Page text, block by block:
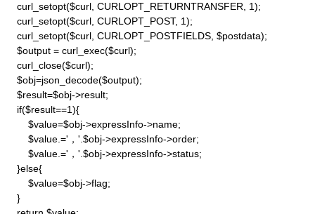
    curl_setopt($curl, CURLOPT_RETURNTRANSFER, 1);
    curl_setopt($curl, CURLOPT_POST, 1);
    curl_setopt($curl, CURLOPT_POSTFIELDS, $postdata);
    $output = curl_exec($curl);
    curl_close($curl);
    $obj=json_decode($output);
    $result=$obj->result;
    if($result==1){
        $value=$obj->expressInfo->name;
        $value.='，'.$obj->expressInfo->order;
        $value.='，'.$obj->expressInfo->status;
    }else{
        $value=$obj->flag;
    }